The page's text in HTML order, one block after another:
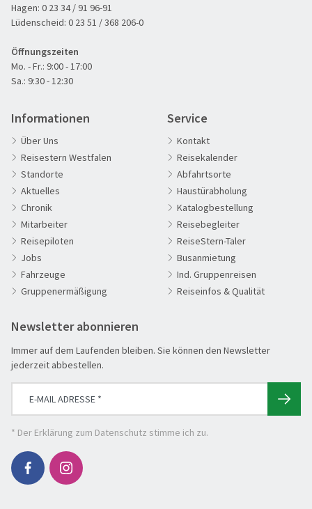
60plus Reisen
Advents-, Weihnachts- & Silvesterreisen
Aktivreisen
Clubreisen
Deutschland erleben
Entspannen & Wohlfühlen
Erlebnisreise
Flugreisen
Flusskreuzfahrt
Genussreise
Going am Wilden Kaiser
Hagen: 0 23 34 / 91 96-91
Lüdenscheid: 0 23 51 / 368 206-0
Öffnungszeiten
Mo. - Fr.: 9:00 - 17:00
Sa.: 9:30 - 12:30
Informationen
Über Uns
Reisestern Westfalen
Standorte
Aktuelles
Chronik
Mitarbeiter
Reisepiloten
Jobs
Fahrzeuge
Gruppenermäßigung
Service
Kontakt
Reisekalender
Abfahrtsorte
Haustürabholung
Katalogbestellung
Reisebegleiter
ReiseStern-Taler
Busanmietung
Ind. Gruppenreisen
Reiseinfos & Qualität
Newsletter abonnieren
Immer auf dem Laufenden bleiben. Sie können den Newsletter
jederzeit abbestellen.
* Der Erklärung zum Datenschutz stimme ich zu.